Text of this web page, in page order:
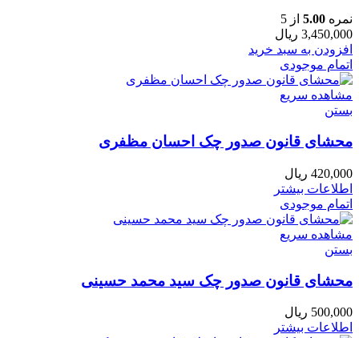
نمره 5.00 از 5
3,450,000 ریال
افزودن به سبد خرید
اتمام موجودی
مشاهده سریع
بستن
محشای قانون صدور چک احسان مظفری
420,000 ریال
اطلاعات بیشتر
اتمام موجودی
مشاهده سریع
بستن
محشای قانون صدور چک سید محمد حسینی
500,000 ریال
اطلاعات بیشتر